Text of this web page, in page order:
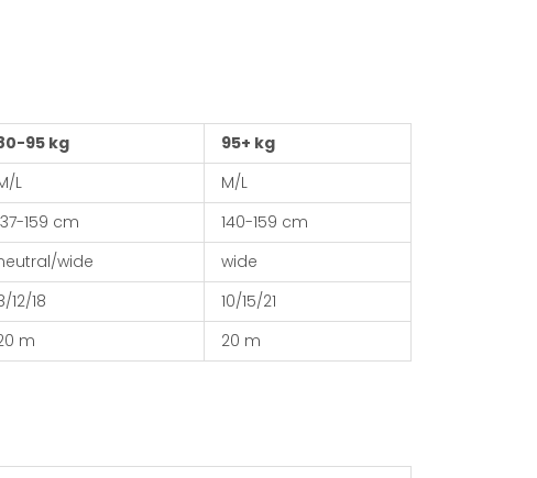
95 kg
95+ kg
L
M/L
159 cm
140-159 cm
wide
wide
12/18
10/15/21
m 20 m